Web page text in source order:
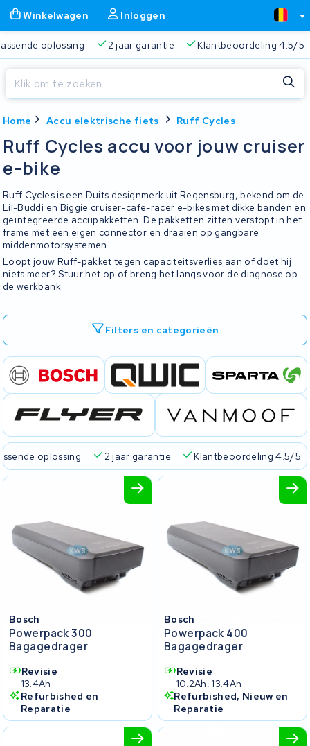
Winkelwagen Inloggen
oplossing 2 jaar garantie Klantbeoordeling 4.5/5
Home Accu elektrische fiets Ruff Cycles
Ruff Cycles accu voor jouw cruiser
e-bike
Ruff Cycles is een Duits designmerk uit Regensburg, bekend om de
Lil-Buddi en Biggie cruiser-cafe-racer e-bikes met dikke banden en
geïntegreerde accupakketten. De pakketten zitten verstopt in het
frame met een eigen connector en draaien op gangbare
middenmotorsystemen.
Loopt jouw Ruff-pakket tegen capaciteitsverlies aan of doet hij
niets meer? Stuur het op of breng het langs voor de diagnose op
de werkbank.
Filters en categorieën
oplossing 2 jaar garantie Klantbeoordeling 4.5/5
Bosch
Powerpack 300
Bagagedrager
Revisie
13.4Ah
Refurbished en
Reparatie
Bosch
Powerpack 400
Bagagedrager
Revisie
10.2Ah, 13.4Ah
Refurbished, Nieuw en
Reparatie
Gratis verzending Altijd een passende oplossing 2
Sluiten
Begin te typen in de zoekbalk om te zoeken